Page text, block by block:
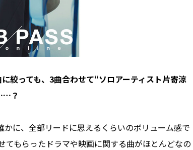
絞っても、3曲合わせて“ソロアーティスト片寄涼
？
かに、全部リードに思えるくらいのボリューム感で
もらったドラマや映画に関する曲がほとんどなの